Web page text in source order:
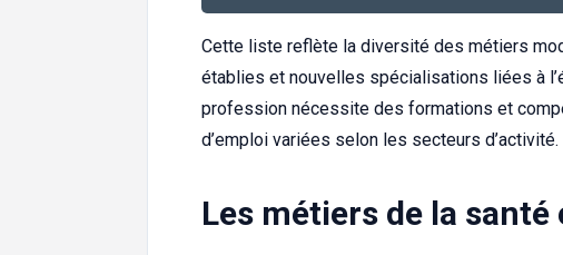
Cette liste reflète la diversité des métiers
établies et nouvelles spécialisations liées à
profession nécessite des formations et
d’emploi variées selon les secteurs d’activité.
Les métiers de la